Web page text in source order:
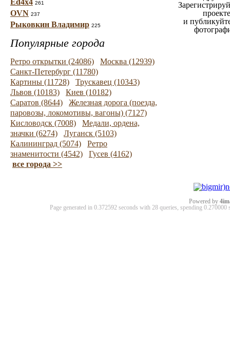
Ed4x4 261
OVN 237
Рыковкин Владимир 225
Популярные города
Ретро открытки (24086)
Москва (12939)
Санкт-Петербург (11780)
Картины (11728)
Трускавец (10343)
Львов (10183)
Киев (10182)
Саратов (8644)
Железная дорога (поезда,
паровозы, локомотивы, вагоны) (7127)
Кисловодск (7008)
Медали, ордена,
значки (6274)
Луганск (5103)
Калининград (5074)
Ретро
знаменитости (4542)
Гусев (4162)
все города >>
проекте
и
Powered by
Page generated in 0.372592 seconds with 28 queries, spending